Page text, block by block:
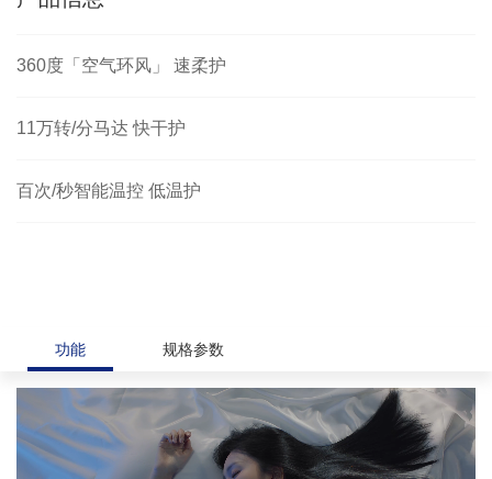
360度「空气环风」 速柔护
11万转/分马达 快干护
百次/秒智能温控 低温护
功能 规格参数